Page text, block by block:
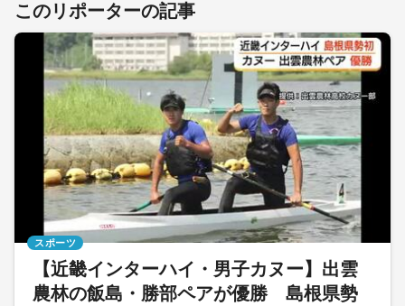
このリポーターの記事
【近畿インターハイ・男子カヌー】出雲
農林の飯島・勝部ペアが優勝 島根県勢
スポーツ